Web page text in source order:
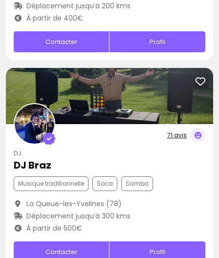
Déplacement jusqu’à 200 kms
À partir de 400€
Contacter Profil
71 avis
DJ
DJ Braz
Musique traditionnelle Soca Samba
La Queue-les-Yvelines (78)
Déplacement jusqu’à 300 kms
À partir de 500€
Contacter Profil